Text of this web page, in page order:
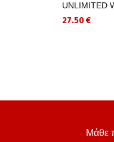
UNLIMITED
27.50 €
Μάθε